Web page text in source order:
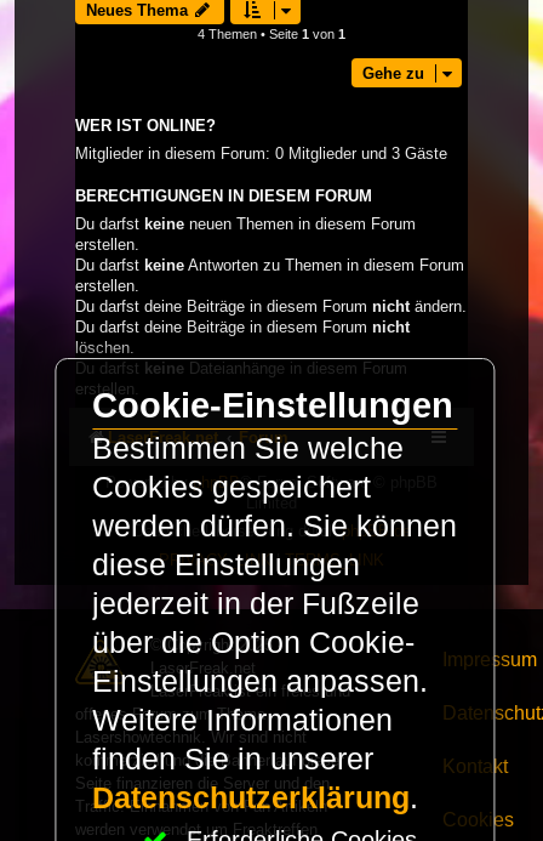
Neues Thema
4 Themen • Seite 1 von 1
Gehe zu
WER IST ONLINE?
Mitglieder in diesem Forum: 0 Mitglieder und 3 Gäste
BERECHTIGUNGEN IN DIESEM FORUM
Du darfst keine neuen Themen in diesem Forum
erstellen.
Du darfst keine Antworten zu Themen in diesem Forum
erstellen.
Du darfst deine Beiträge in diesem Forum nichtändern.
Du darfst deine Beiträge in diesem Forum nicht
löschen.
Du darfst keine Dateianhänge in diesem Forum
erstellen.
LaserFreak.net Forum
Powered byphpBB® Forum Software © phpBB
Limited
Deutsche Übersetzung durchphpBB.de
PRIVACY_LINK | TERMS_LINK
© Copyright 2025 -
LaserFreak.net
LaserFreak ist ein freies und
offenes Forum zum Thema
Lasershowtechnik. Wir sind nicht
kommerziell und die Banner auf dieser
Seite finanzieren die Server und den
Traffic. Einnahmen von Fan Artikeln
werden verwendet um Freaktreffen
Impressum
Kontakt
Cookies
Cookie-Einstellungen
Bestimmen Sie welche
Cookies gespeichert
werden dürfen. Sie können
diese Einstellungen
jederzeit in der Fußzeile
über die Option Cookie-
Einstellungen anpassen.
Weitere Informationen
finden Sie in unserer
Datenschutzerklärung.